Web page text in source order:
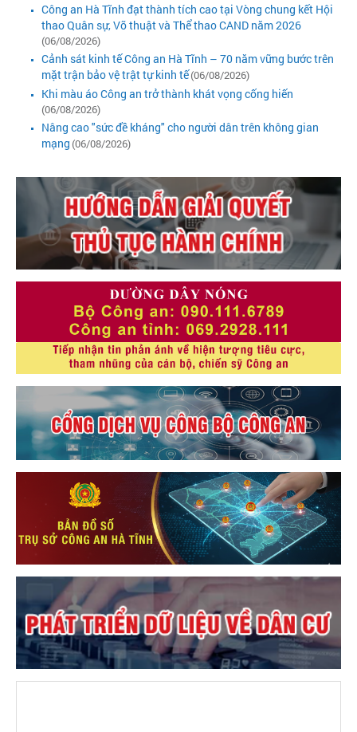
Công an Hà Tĩnh đạt thành tích cao tại Vòng chung kết Hội
thao Quân sự, Võ thuật và Thể thao CAND năm 2026
(06/08/2026)
Cảnh sát kinh tế Công an Hà Tĩnh – 70 năm vững bước trên
mặt trận bảo vệ trật tự kinh tế(06/08/2026)
Khi màu áo Công an trở thành khát vọng cống hiến
(06/08/2026)
Nâng cao "sức đề kháng" cho người dân trên không gian
mạng (06/08/2026)